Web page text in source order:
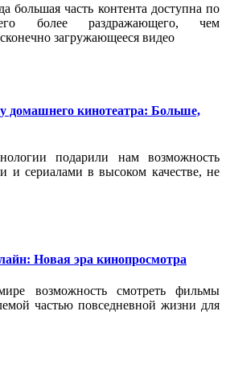
большая часть контента доступна по
более раздражающего, чем
загружающееся видео
домашнего кинотеатра: Больше,
подарили нам возможность
и сериалами в высоком качестве, не
Новая эра кинопросмотра
возможность смотреть фильмы
частью повседневной жизни для